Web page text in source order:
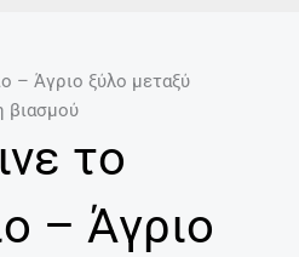
p
– Άγριο ξύλο μεταξύ
βιασμού
το
– Άγριο